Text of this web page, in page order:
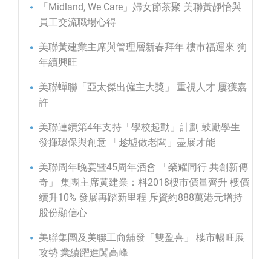
「Midland, We Care」婦女節茶聚 美聯黃靜怡與
員工交流職場心得
美聯黃建業主席與管理層新春拜年 樓市福運來 狗
年續興旺
美聯蟬聯「亞太傑出僱主大獎」 重視人才 屢獲嘉
許
美聯連續第4年支持「學校起動」計劃 鼓勵學生
發揮環保與創意 「趁墟做老闆」盡展才能
美聯周年晚宴暨45周年酒會 「榮耀同行 共創新傳
奇」 集團主席黃建業：料2018樓市價量齊升 樓價
續升10% 發展再踏新里程 斥資約888萬港元增持
股份顯信心
美聯集團及美聯工商舖發「雙盈喜」 樓市暢旺展
攻勢 業績躍進闖高峰